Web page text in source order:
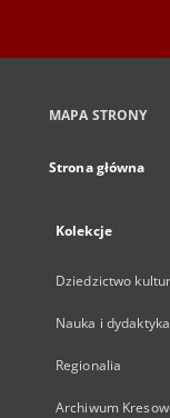
MAPA STRONY
Strona główna
Kolekcje
Dziedzictwo
Nauka i dydaktyka
Regionalia
Archiwum